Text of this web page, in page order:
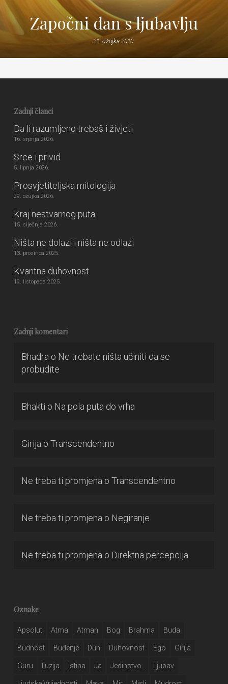
Započni dan s ljubavlju
21. ožujka 2010.
Zadnji članci
Da li razumljeno trebaš i živjeti
16. srpnja 2026.
Srce i privid
5. lipnja 2026.
Prosvjetiteljska mitologija
29. ožujka 2026.
Kraj nestvarnog puta
15. siječnja 2026.
Ništa ne dolazi i ništa ne odlazi
13. prosinca 2025.
Kvantna duhovnost
19. listopada 2025.
Zadnji komentari
Bhadra o Ne trebate ništa učiniti da se
probudite
Bhakti o Na pola puta do vrha
Girija o Transcendentno
Ne treba ti promjena o Transcendentno
Ne treba ti promjena o Negiranje
Ne treba ti promjena o Direktna percepcija
Oznake
Apsolut Atma Atman Bog Brahma Buda
Budnost Buđenje Duh Duhovnost Ego Girija
Guru Iluzija Istina Ja Jedinstvo.. Ljubav